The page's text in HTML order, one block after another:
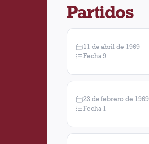
Partidos
11 de abril de 1969
Fecha 9
23 de febrero de 1969
Fecha 1